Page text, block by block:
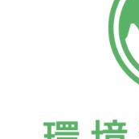
於91 年辦理個案變
續管理，及配合國家
方案」之推動，自
然環境保護計畫」之
劃草案，並已於95
有局部範